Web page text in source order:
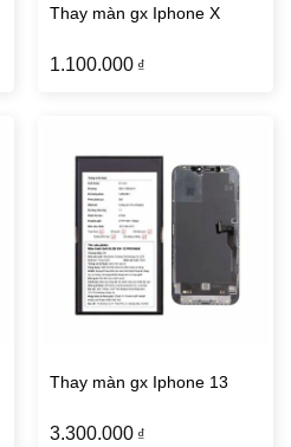
Thay màn gx Iphone X
1.100.000 ₫
Thay màn gx Iphone 13
3.300.000 ₫